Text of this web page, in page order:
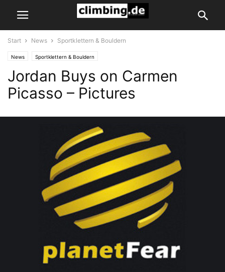
Start News Sportklettern & Bouldern
News Sportklettern & Bouldern
Jordan Buys on Carmen
Picasso – Pictures